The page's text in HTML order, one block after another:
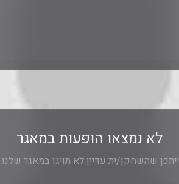
לא נמצאו הופעות במאגר
ייתכן שהשחקן/ית עדיין לא תויגו במאגר שלנו.